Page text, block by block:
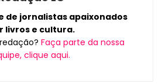
de jornalistas apaixonados
livros e cultura.
Faça parte da nossa
clique aqui.